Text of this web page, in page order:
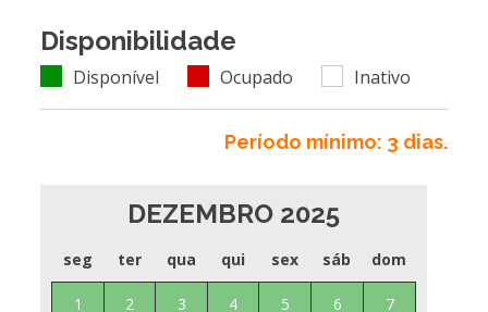
Disponibilidade
Disponível Ocupado Inativo
Período mínimo: 3 dias.
DEZEMBRO 2025
seg ter qua qui sex sáb dom
1 2 3 4 5 6 7